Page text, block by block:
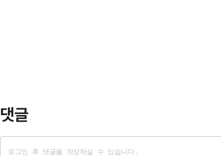
댓글